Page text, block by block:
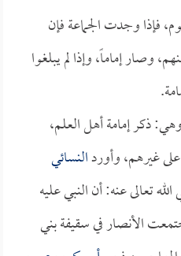
فإذا وجدت الجماعة فإن
وصار إماماً، وإذا لم يبلغوا
ذكر إمامة أهل العلم،
غيرهم، وأوردالنسائي
تعالى عنه: أن النبي عليه
الأنصار في سقيفة بني